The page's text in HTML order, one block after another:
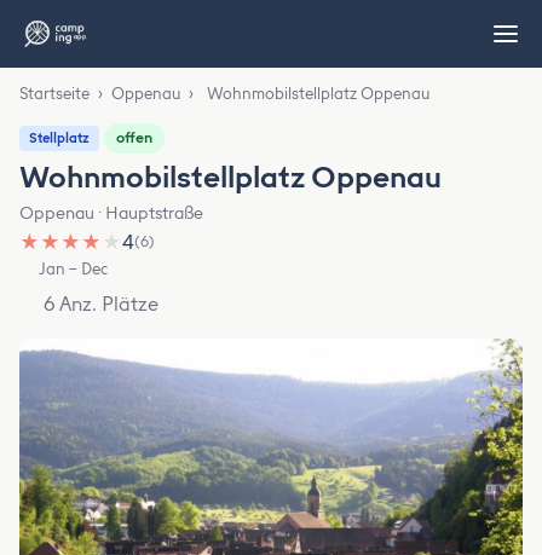
Startseite › Oppenau › Wohnmobilstellplatz Oppenau
Stellplatz offen
Wohnmobilstellplatz Oppenau
Oppenau · Hauptstraße
★ ★ ★ ★ ★4(6)
Jan – Dec
6 Anz. Plätze